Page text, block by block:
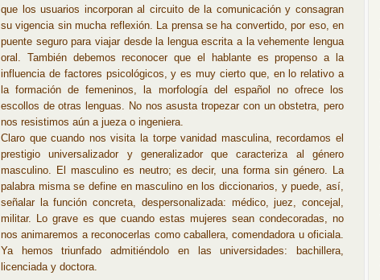
que los usuarios incorporan al circuito de la comunicación y consagran
su vigencia sin mucha reflexión. La prensa se ha convertido, por eso, en
puente seguro para viajar desde la lengua escrita a la vehemente lengua
oral. También debemos reconocer que el hablante es propenso a la
influencia de factores psicológicos, y es muy cierto que, en lo relativo a
la formación de femeninos, la morfología del español no ofrece los
escollos de otras lenguas. No nos asusta tropezar con un obstetra, pero
nos resistimos aún a jueza o ingeniera.
Claro que cuando nos visita la torpe vanidad masculina, recordamos el
prestigio universalizador y generalizador que caracteriza al género
masculino. El masculino es neutro; es decir, una forma sin género. La
palabra misma se define en masculino en los diccionarios, y puede, así,
señalar la función concreta, despersonalizada: médico, juez, concejal,
militar. Lo grave es que cuando estas mujeres sean condecoradas, no
nos animaremos a reconocerlas como caballera, comendadora u oficiala.
Ya hemos triunfado admitiéndolo en las universidades: bachillera,
licenciada y doctora.